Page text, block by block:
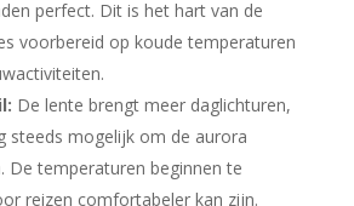
perfect. Dit is het hart van de
voorbereid op koude temperaturen
De lente brengt meer daglichturen,
steeds mogelijk om de aurora
De temperaturen beginnen te
reizen comfortabeler kan zijn.